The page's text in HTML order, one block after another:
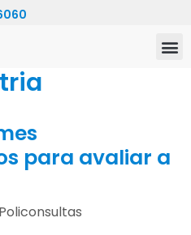
para avaliar a
Policonsultas